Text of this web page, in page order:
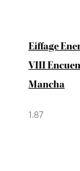
Eiffage
VIII
Mancha